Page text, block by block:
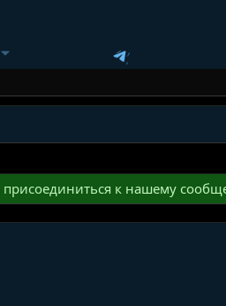
присоединиться к нашему